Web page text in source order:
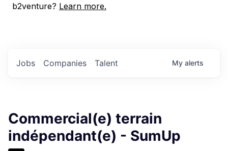
b2venture? Learn more.
Jobs Companies Talent My alerts
Commercial(e) terrain
indépendant(e) - SumUp